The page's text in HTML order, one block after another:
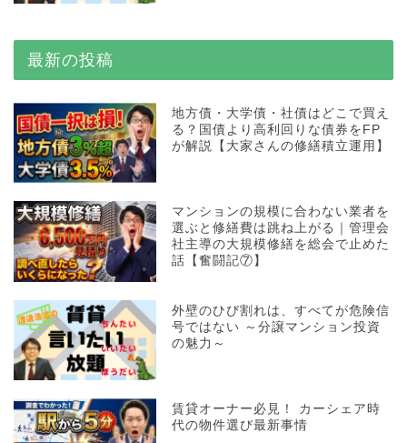
最新の投稿
地方債・大学債・社債はどこで買え
る？国債より高利回りな債券をFP
が解説【大家さんの修繕積立運用】
マンションの規模に合わない業者を
選ぶと修繕費は跳ね上がる｜管理会
社主導の大規模修繕を総会で止めた
話【奮闘記⑦】
外壁のひび割れは、すべてが危険信
号ではない ～分譲マンション投資
の魅力～
賃貸オーナー必見！ カーシェア時
代の物件選び最新事情